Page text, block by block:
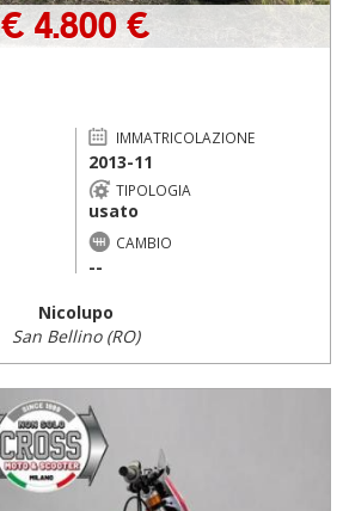
€ 4.800 €
IMMATRICOLAZIONE
2013-11
TIPOLOGIA
usato
CAMBIO
--
Nicolupo
San Bellino (RO)